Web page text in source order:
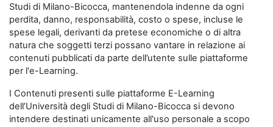
Studi di Milano-Bicocca, mantenendola indenne da ogni
perdita, danno, responsabilità, costo o spese, incluse le
spese legali, derivanti da pretese economiche o di altra
natura che soggetti terzi possano vantare in relazione ai
contenuti pubblicati da parte dell’utente sulle piattaforme
per l'e-Learning.
I Contenuti presenti sulle piattaforme E-Learning
dell’Università degli Studi di Milano-Bicocca si devono
intendere destinati unicamente all'uso personale a scopo